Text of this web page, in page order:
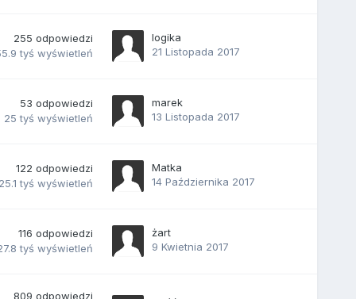
255 odpowiedzi
tyś wyświetleń
logika
21 Listopada 2017
53 odpowiedzi
25 tyś wyświetleń
marek
13 Listopada 2017
122 odpowiedzi
25.1 tyś wyświetleń
Matka
14 Października 2017
116 odpowiedzi
tyś wyświetleń
żart
9 Kwietnia 2017
809 odpowiedzi